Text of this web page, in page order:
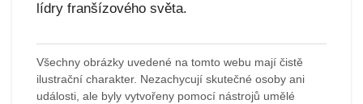
lídry franšízového světa.
Všechny obrázky uvedené na tomto webu mají čistě
ilustrační charakter. Nezachycují skutečné osoby ani
události, ale byly vytvořeny pomocí nástrojů umělé